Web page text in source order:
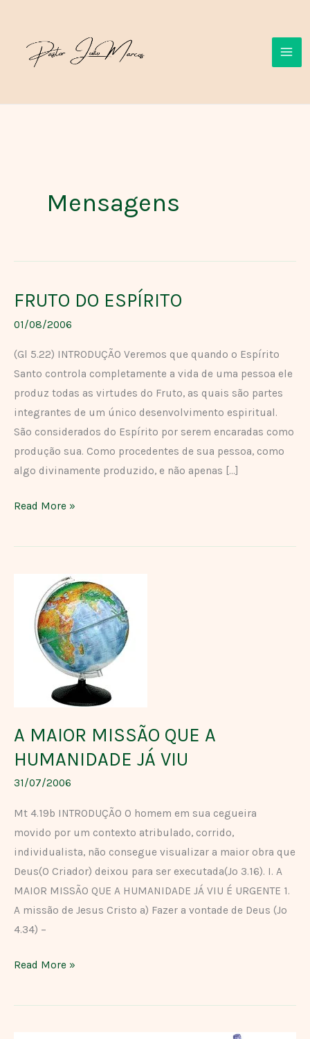
conteúdo
Mensagens
FRUTO DO ESPÍRITO
01/08/2006
(Gl 5.22) INTRODUÇÃO Veremos que quando o Espírito
Santo controla completamente a vida de uma pessoa ele
produz todas as virtudes do Fruto, as quais são partes
integrantes de um único desenvolvimento espiritual.
São considerados do Espírito por serem encaradas como
produção sua. Como procedentes de sua pessoa, como
algo divinamente produzido, e não apenas […]
FRUTO
Read More »
A MAIOR MISSÃO QUE A
HUMANIDADE JÁ VIU
31/07/2006
Mt 4.19b INTRODUÇÃO O homem em sua cegueira
movido por um contexto atribulado, corrido,
individualista, não consegue visualizar a maior obra que
Deus(O Criador) deixou para ser executada(Jo 3.16). I. A
MAIOR MISSÃO QUE A HUMANIDADE JÁ VIU É URGENTE 1.
A missão de Jesus Cristo a) Fazer a vontade de Deus (Jo
4.34) –
MAIOR
MISSÃO
HUMANIDADE
Read More »